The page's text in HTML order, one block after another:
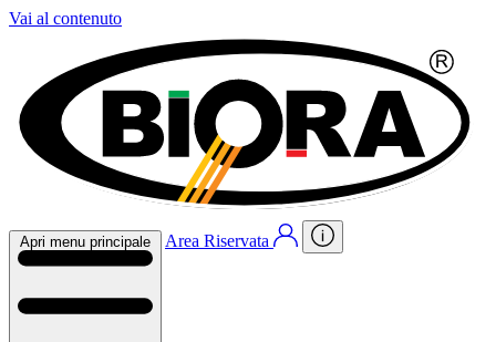
Vai al contenuto
Apri menu principale Area Riservata